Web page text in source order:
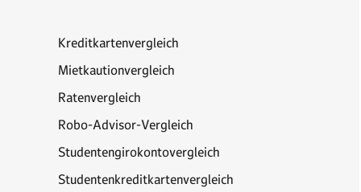
Kreditkartenvergleich
Mietkautionvergleich
Ratenvergleich
Robo-Advisor-Vergleich
Studentengirokontovergleich
Studentenkreditkartenvergleich